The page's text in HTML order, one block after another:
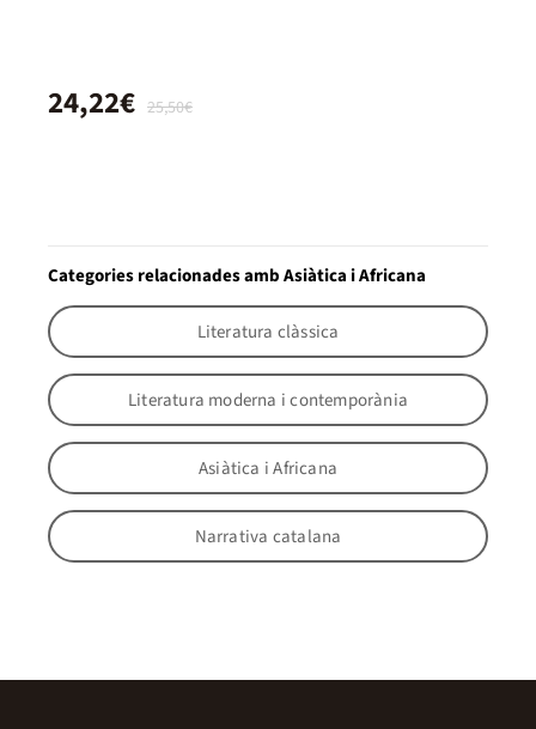
25,50€
24,22€
Categories relacionades amb Asiàtica i Africana
Literatura clàssica
Literatura moderna i contemporània
Asiàtica i Africana
Narrativa catalana